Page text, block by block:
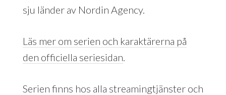
sju länder av Nordin Agency.
Läs mer om serien och karaktärerna på
den officiella seriesidan
Serien finns hos alla streamingtjänster och